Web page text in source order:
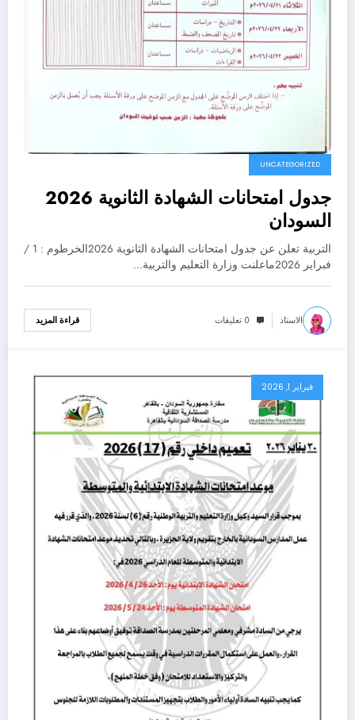
UNCATEGORIZED
جدول امتحانات الشهادة الثانوية 2026
السودان
التربية تعلن عن جدول امتحانات الشهادة الثانوية 2026الخرطوم : 1 /
فبراير 2026ماعلنت وزارة التعليم والتربية…
الاستاذ 0 تعليقات قراءة المزيد
فبراير 1, 2026